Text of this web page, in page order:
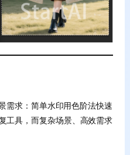
需求：简单水印用色阶法快速
工具，而复杂场景、高效需求